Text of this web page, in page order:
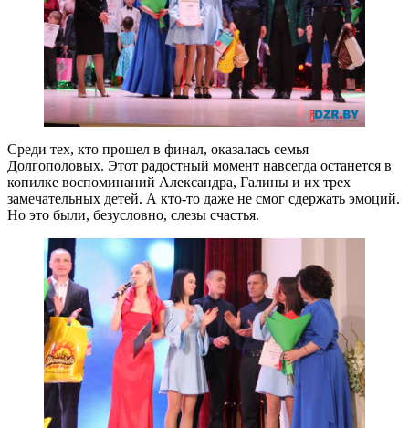
Среди тех, кто прошел в финал, оказалась семья
Долгополовых. Этот радостный момент навсегда останется в
копилке воспоминаний Александра, Галины и их трех
замечательных детей. А кто-то даже не смог сдержать эмоций.
Но это были, безусловно, слезы счастья.